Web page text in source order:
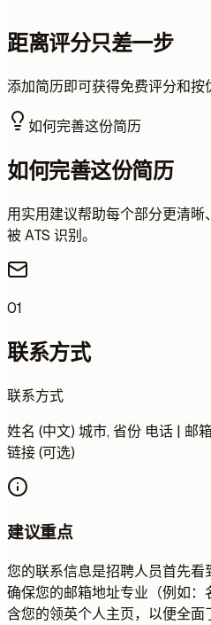
距离评分只差一步
添加简历即可获得免费评分和按
如何完善这份简历
如何完善这份简历
用实用建议帮助每个部分更清
被 ATS 识别。
01
联系方式
联系方式
姓名 (中文) 城市, 省份 电话 | 邮
链接 (可选)
建议重点
您的联系信息是招聘人员首先看
确保您的邮箱地址专业（例如
含您的领英个人主页，以便全面